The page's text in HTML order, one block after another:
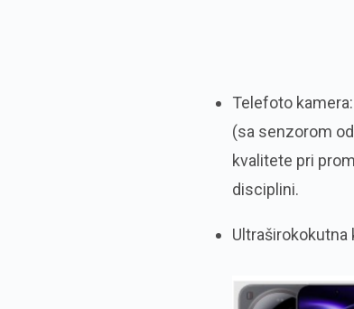
Telefoto
(sa senzorom
kvalitete pri
disciplini.
Ultraširokokutna